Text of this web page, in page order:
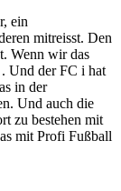
ein
mitreisst. Den
Wenn wir das
Und der FC i hat
in der
Und auch die
zu bestehen mit
mit Profi Fußball